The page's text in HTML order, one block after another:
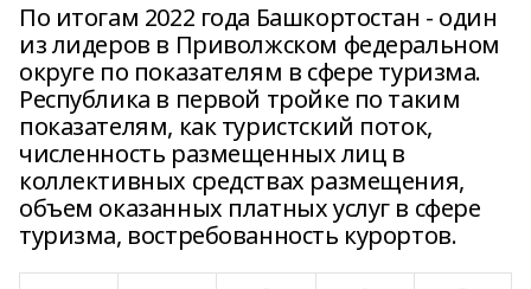
По итогам 2022 года Башкортостан - один
из лидеров в Приволжском федеральном
округе по показателям в сфере туризма.
Республика в первой тройке по таким
показателям, как туристский поток,
численность размещенных лиц в
коллективных средствах размещения,
объем оказанных платных услуг в сфере
туризма, востребованность курортов.